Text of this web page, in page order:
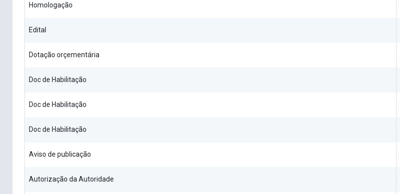
Homologação
Edital
Dotação orçementária
Doc de Habilitação
Doc de Habilitação
Doc de Habilitação
Aviso de publicação
Autorização da Autoridade